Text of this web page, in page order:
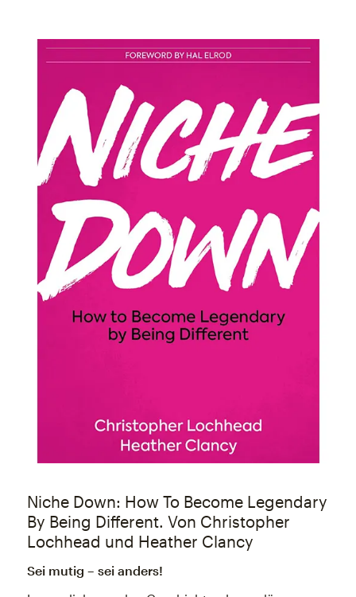
Niche Down: How To Become Legendary
By Being Different. Von Christopher
Lochhead und Heather Clancy
Sei mutig – sei anders!